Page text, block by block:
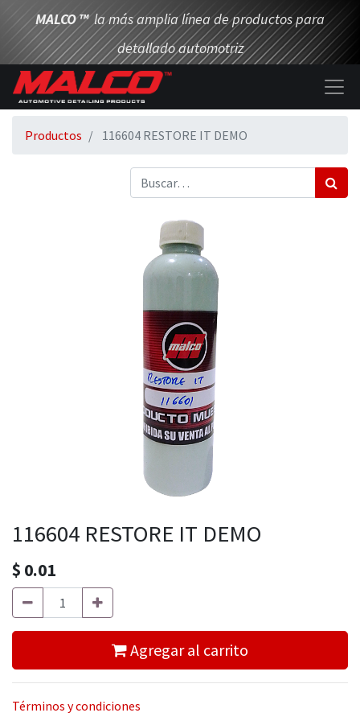
MALCO™ la más amplia línea de productos para
detallado automotriz
Productos 116604 RESTORE IT DEMO
116604 RESTORE IT DEMO
$ 0.01
Agregar al carrito
Términos y condiciones